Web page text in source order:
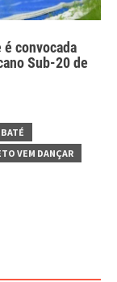
convocada
Sub-20 de
VEM DANÇAR